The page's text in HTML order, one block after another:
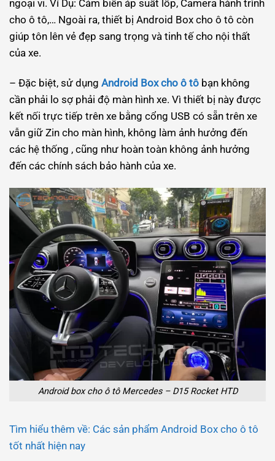
ngoại vi. Ví Dụ: Cảm biến áp suất lốp, Camera hành trình
cho ô tô,… Ngoài ra, thiết bị Android Box cho ô tô còn
giúp tôn lên vẻ đẹp sang trọng và tinh tế cho nội thất
của xe.
– Đặc biệt, sử dụng Android Box cho ô tô bạn không
cần phải lo sợ phải độ màn hình xe. Vì thiết bị này được
kết nối trực tiếp trên xe bằng cổng USB có sẵn trên xe
vẫn giữ Zin cho màn hình, không làm ảnh hưởng đến
các hệ thống , cũng như hoàn toàn không ảnh hưởng
đến các chính sách bảo hành của xe.
Android box cho ô tô Mercedes – D15 Rocket HTD
Tìm hiểu thêm về: Các sản phẩm Android Box cho ô tô
tốt nhất hiện nay